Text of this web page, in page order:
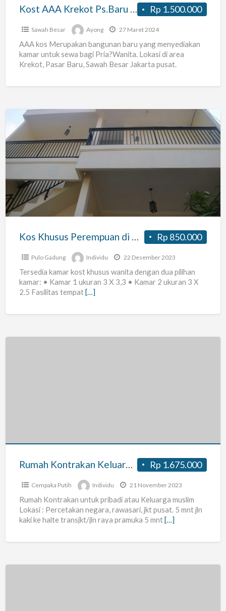
Rp 1.500.000
Kost AAA Krekot Ps.Baru Jakarta Pusat
Sawah Besar Ayong 27 Maret 2024
AAA kos Merupakan bangunan baru yang menyediakan
kamar untuk sewa bagi Pria?Wanita. Lokasi di area
Krekot, Pasar Baru, Sawah Besar Jakarta pusat.
Kos
Khusus
Perempuan
Rawamangun
Jakarta
Timur
Rp 850.000
Kos Khusus Perempuan di Rawamangun Jakarta Timur
Pulo Gadung Individu 22 Desember 2023
Tersedia kamar kost khusus wanita dengan dua pilihan
kamar: • Kamar 1 ukuran 3 X 3,3 • Kamar 2 ukuran 3 X
2.5 Fasilitas tempat[…]
Dosen
Guru
Ustadz
Rp 1.675.000
Rumah Kontrakan Keluarga Muslim Karyawan / Dosen / Guru / Ustadz
Cempaka Putih Individu 21 November 2023
Rumah Kontrakan untuk pribadi atau Keluarga muslim
Lokasi : Percetakan negara, rawasari, jkt pusat. 5 mnt jln
kaki ke halte transjkt/jln raya pramuka 5 mnt[…]